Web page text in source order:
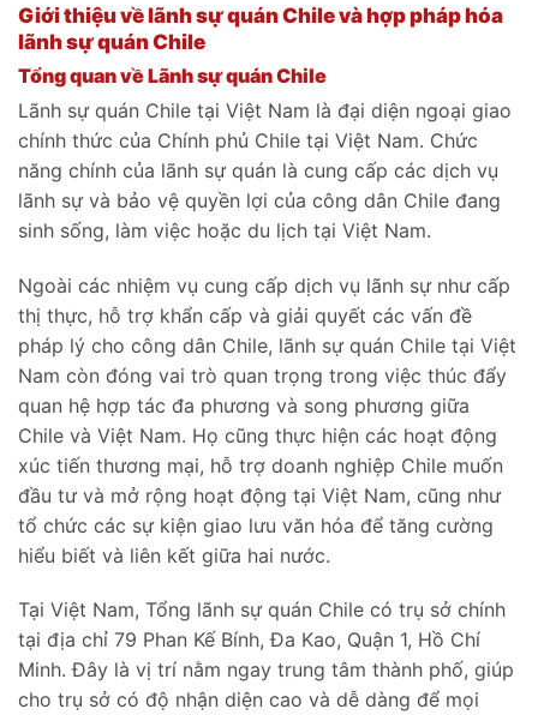
Giới thiệu về lãnh sự quán Chile và hợp pháp hóa
lãnh sự quán Chile
Tổng quan về Lãnh sự quán Chile
Lãnh sự quán Chile tại Việt Nam là đại diện ngoại giao
chính thức của Chính phủ Chile tại Việt Nam. Chức
năng chính của lãnh sự quán là cung cấp các dịch vụ
lãnh sự và bảo vệ quyền lợi của công dân Chile đang
sinh sống, làm việc hoặc du lịch tại Việt Nam.
Ngoài các nhiệm vụ cung cấp dịch vụ lãnh sự như cấp
thị thực, hỗ trợ khẩn cấp và giải quyết các vấn đề
pháp lý cho công dân Chile, lãnh sự quán Chile tại Việt
Nam còn đóng vai trò quan trọng trong việc thúc đẩy
quan hệ hợp tác đa phương và song phương giữa
Chile và Việt Nam. Họ cũng thực hiện các hoạt động
xúc tiến thương mại, hỗ trợ doanh nghiệp Chile muốn
đầu tư và mở rộng hoạt động tại Việt Nam, cũng như
tổ chức các sự kiện giao lưu văn hóa để tăng cường
hiểu biết và liên kết giữa hai nước.
Tại Việt Nam, Tổng lãnh sự quán Chile có trụ sở chính
tại địa chỉ 79 Phan Kế Bính, Đa Kao, Quận 1, Hồ Chí
Minh. Đây là vị trí nằm ngay trung tâm thành phố, giúp
cho trụ sở có độ nhận diện cao và dễ dàng để mọi